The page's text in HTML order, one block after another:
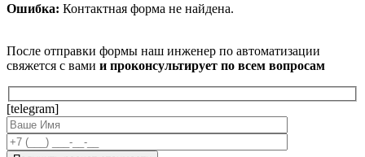
Ошибка: Контактная форма не найдена.
После отправки формы наш инженер по автоматизации
свяжется с вами и проконсультирует по всем вопросам
[telegram]